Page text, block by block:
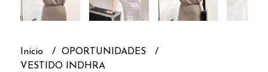
Inicio
OPORTUNIDADES
VESTIDO INDHRA